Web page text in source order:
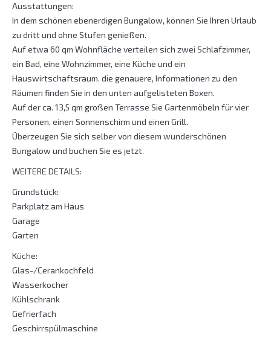
Ausstattungen:
In dem schönen ebenerdigen Bungalow, können Sie Ihren Urlaub
zu dritt und ohne Stufen genießen.
Auf etwa 60 qm Wohnfläche verteilen sich zwei Schlafzimmer,
ein Bad, eine Wohnzimmer, eine Küche und ein
Hauswirtschaftsraum. die genauere, Informationen zu den
Räumen finden Sie in den unten aufgelisteten Boxen.
Auf der ca. 13,5 qm großen Terrasse Sie Gartenmöbeln für vier
Personen, einen Sonnenschirm und einen Grill.
Überzeugen Sie sich selber von diesem wunderschönen
Bungalow und buchen Sie es jetzt.
WEITERE DETAILS:
Grundstück:
Parkplatz am Haus
Garage
Garten
Küche:
Glas-/Cerankochfeld
Wasserkocher
Kühlschrank
Gefrierfach
Geschirrspülmaschine